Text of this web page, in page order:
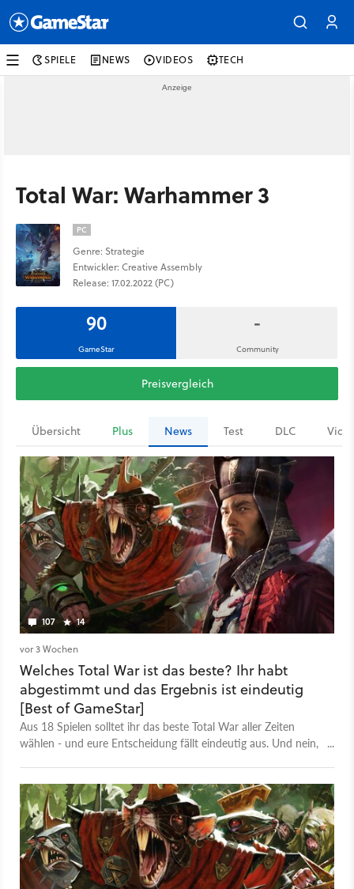
SPIELE NEWS VIDEOS TECH
Total War: Warhammer 3
PC
Genre: Strategie
Entwickler: Creative Assembly
Release: 17.02.2022 (PC)
90
GameStar
-
Community
Preisvergleich
Übersicht Plus News Test DLC
107 14
vor 3 Wochen
Welches Total War ist das beste? Ihr habt
abgestimmt und das Ergebnis ist eindeutig
[Best of GameStar]
Aus 18 Spielen solltet ihr das beste Total War aller Zeiten
wählen - und eure Entscheidung fällt eindeutig aus. Und nein,